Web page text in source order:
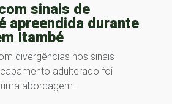
sinais de
apreendida durante
Itambé
divergências nos sinais
adulterado foi
abordagem…